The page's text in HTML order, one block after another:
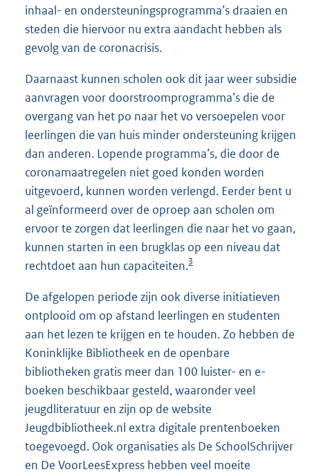
inhaal- en ondersteuningsprogramma’s draaien en
steden die hiervoor nu extra aandacht hebben als
gevolg van de coronacrisis.
Daarnaast kunnen scholen ook dit jaar weer subsidie
aanvragen voor doorstroomprogramma’s die de
overgang van het po naar het vo versoepelen voor
leerlingen die van huis minder ondersteuning krijgen
dan anderen. Lopende programma’s, die door de
coronamaatregelen niet goed konden worden
uitgevoerd, kunnen worden verlengd. Eerder bent u
al geïnformeerd over de oproep aan scholen om
ervoor te zorgen dat leerlingen die naar het vo gaan,
kunnen starten in een brugklas op een niveau dat
rechtdoet aan hun capaciteiten.3
De afgelopen periode zijn ook diverse initiatieven
ontplooid om op afstand leerlingen en studenten
aan het lezen te krijgen en te houden. Zo hebben de
Koninklijke Bibliotheek en de openbare
bibliotheken gratis meer dan 100 luister- en e-
boeken beschikbaar gesteld, waaronder veel
jeugdliteratuur en zijn op de website
Jeugdbibliotheek.nl extra digitale prentenboeken
toegevoegd. Ook organisaties als De SchoolSchrijver
en De VoorLeesExpress hebben veel moeite